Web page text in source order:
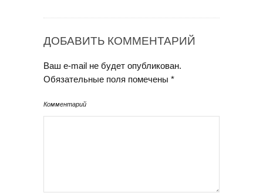
ДОБАВИТЬ КОММЕНТАРИЙ
Ваш e-mail не будет опубликован.
Обязательные поля помечены *
Комментарий